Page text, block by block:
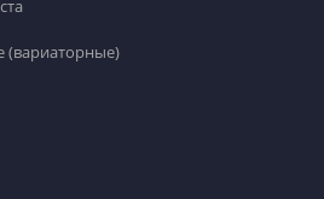
(вариаторные)